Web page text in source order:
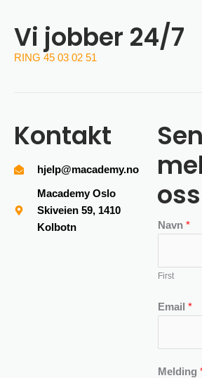
Vi jobber 24/7
RING 45 03 02 51
Kontakt
hjelp@macademy.no
Macademy Oslo
Skiveien 59, 1410
Kolbotn
oss
Navn *
First
Email *
Melding